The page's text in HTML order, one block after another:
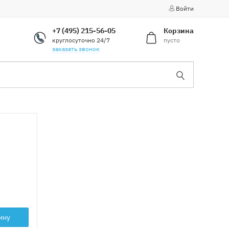
Войти
+7 (495) 215-56-05
круглосуточно 24/7
заказать звонок
Корзина
пусто